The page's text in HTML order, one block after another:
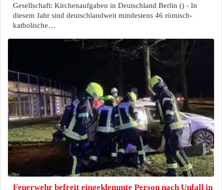
Gesellschaft: Kirchenaufgaben in Deutschland Berlin () - In
diesem Jahr sind deutschlandweit mindestens 46 römisch-
katholische…
Feuerwehr befreit eingeklemmte Person nach Unfall in